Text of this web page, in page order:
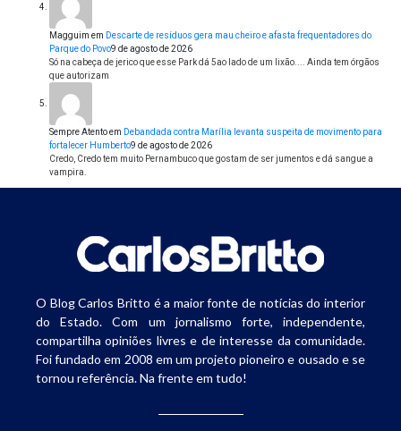
Magguim em Descarte de resíduos gera mau cheiro e afasta frequentadores do
Parque do Povo9 de agosto de 2026
Só na cabeça de jerico que esse Park dá 5ao lado de um lixão.... Ainda tem órgãos
que autorizam
Sempre Atentoem Debandada contra Marília levanta suspeita de movimento para
fortalecer Humberto9 de agosto de 2026
Credo, Credo tem muito Pernambuco que gostam de ser jumentos e dá sangue a
vampira.
O Blog Carlos Britto é a maior fonte de notícias do interior
do Estado. Com um jornalismo forte, independente,
compartilha opiniões livres e de interesse da comunidade.
Foi fundado em 2008 em um projeto pioneiro e ousado e se
tornou referência. Na frente em tudo!